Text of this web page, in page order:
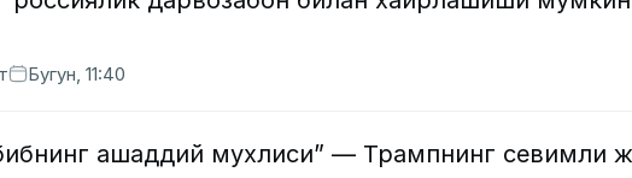
Бугун, 11:40
ашаддий мухлиси” — Трампнинг севимли